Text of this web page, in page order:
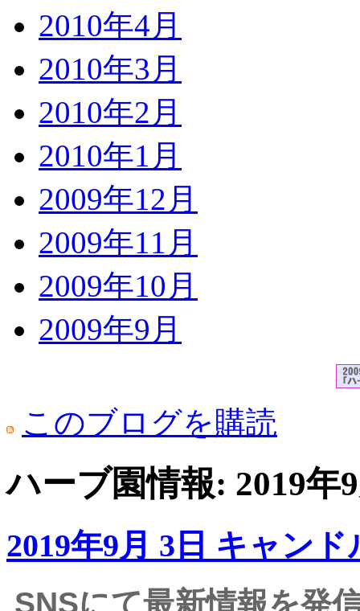
2010年4月
2010年3月
2010年2月
2010年1月
2009年12月
2009年11月
2009年10月
2009年9月
このブログを購読
ハーブ園情報: 2019年
2019年9月 3日 キャン
SNSにて最新情報を発